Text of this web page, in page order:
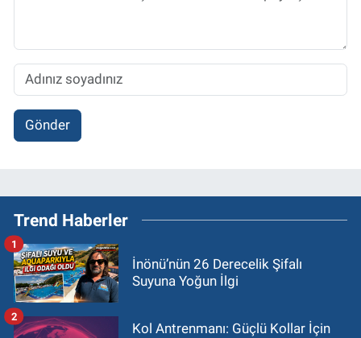
Gönder
Trend Haberler
İnönü’nün 26 Derecelik Şifalı
Suyuna Yoğun İlgi
1
Kol Antrenmanı: Güçlü Kollar İçin
2